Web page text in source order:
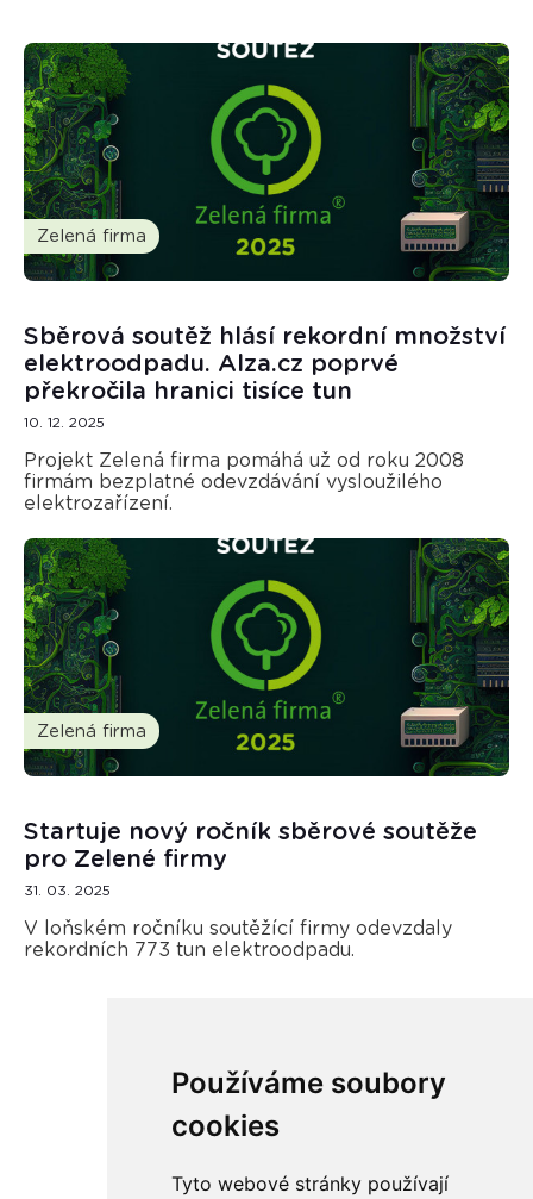
Používáme soubory
cookies
Tyto webové stránky používají
Zelená firma
Sběrová soutěž hlásí rekordní množství
elektroodpadu. Alza.cz poprvé
překročila hranici tisíce tun
10. 12. 2025
Projekt Zelená firma pomáhá už od roku 2008
firmám bezplatné odevzdávání vysloužilého
elektrozařízení.
Zelená firma
Startuje nový ročník sběrové soutěže
pro Zelené firmy
31. 03. 2025
V loňském ročníku soutěžící firmy odevzdaly
rekordních 773 tun elektroodpadu.
Načíst další